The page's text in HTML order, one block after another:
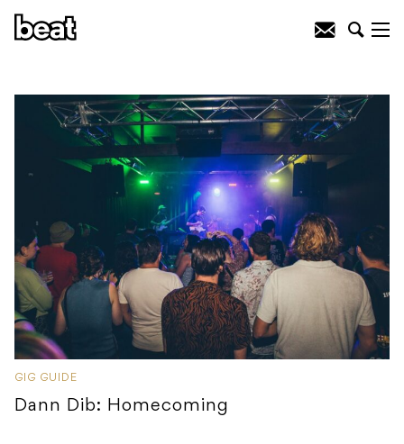
GIG GUIDE
Dann Dib: Homecoming